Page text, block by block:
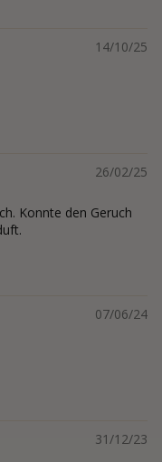
14/10/25
26/02/25
Konnte den Geruch
07/06/24
31/12/23